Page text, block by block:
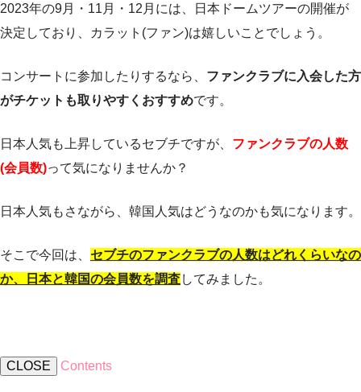
2023年の9月・11月・12月には、日本ドームツアーの開催が
決定しており、カラット(ファン)は嬉しいことでしょう。
コンサートに参加したりするなら、 ファンクラブに入会した方
がチケットも取りやすくおすすめです。
日本人気も上昇しているセブチですが、 ファンクラブの人数
(会員数)って気になりませんか？
日本人気もさながら、韓国人気はどうなのかも気になります。
そこで今回は、 セブチのファンクラブの人数はどれくらいなの
か、日本と韓国の会員数を調査してみました。
CLOSE Contents